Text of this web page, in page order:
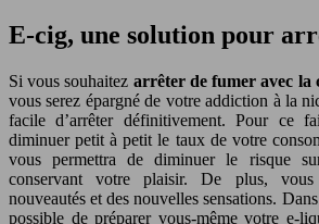
E-cig, une solution pour
Si vous souhaitez arrêter de fumer avec la
vous serez épargné de votre addiction à la
facile d’arrêter définitivement. Pour ce
diminuer petit à petit le taux de votre
vous permettra de diminuer le risque
conservant votre plaisir. De plus,
nouveautés et des nouvelles sensations.
possible de préparer vous-même votre e-